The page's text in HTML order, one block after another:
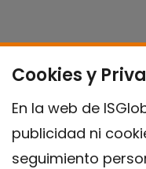
Cookies y
En la web de
publicidad ni
seguimiento